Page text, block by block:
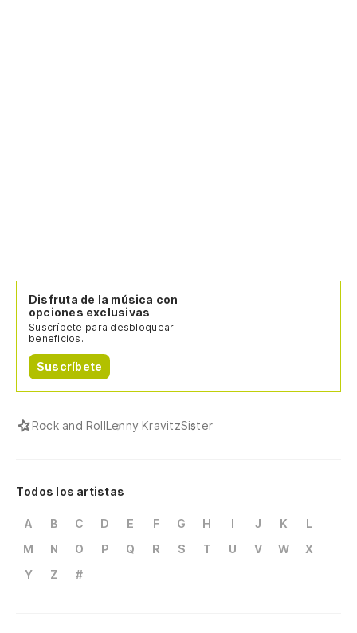
Disfruta de la música con
opciones exclusivas
Suscríbete para desbloquear
beneficios.
Suscríbete
Rock and RollLenny KravitzSister
Todos los artistas
A B C D E F G H I J K
L
M
N O P Q R S T U V W
X
Y
Z #